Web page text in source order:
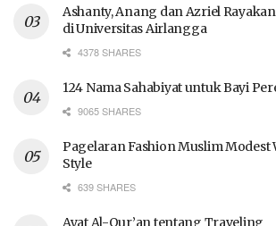
Ashanty, Anang dan Azriel
di Universitas Airlangga
4378 SHARES
124 Nama Sahabiyat untuk Bayi
9065 SHARES
Pagelaran Fashion Muslim Modest
Style
639 SHARES
Ayat Al-Qur’an tentang Traveling